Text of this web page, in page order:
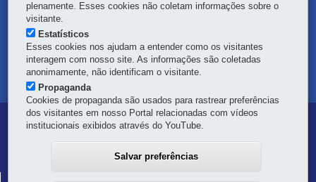
MAPA DO SITE
OUVIDORIA
TRANSPARÊNCIA INSTITUCIONAL
Navegação
plenamente. Esses cookies não coletam informações sobre o
visitante.
Estatísticos
Esses cookies nos ajudam a entender como os visitantes
interagem com nosso site. As informações são coletadas
anonimamente, não identificam o visitante.
Propaganda
Cookies de propaganda são usados para rastrear preferências
dos visitantes em nosso Portal relacionadas com vídeos
institucionais exibidos através do YouTube.
Salvar preferências